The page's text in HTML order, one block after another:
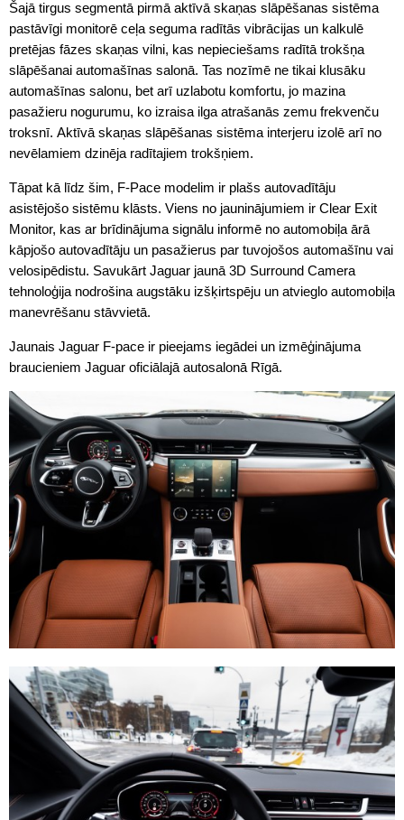
Šajā tirgus segmentā pirmā aktīvā skaņas slāpēšanas sistēma
pastāvīgi monitorē ceļa seguma radītās vibrācijas un kalkulē
pretējas fāzes skaņas vilni, kas nepieciešams radītā trokšņa
slāpēšanai automašīnas salonā. Tas nozīmē ne tikai klusāku
automašīnas salonu, bet arī uzlabotu komfortu, jo mazina
pasažieru nogurumu, ko izraisa ilga atrašanās zemu frekvenču
troksnī. Aktīvā skaņas slāpēšanas sistēma interjeru izolē arī no
nevēlamiem dzinēja radītajiem trokšņiem.
Tāpat kā līdz šim, F-Pace modelim ir plašs autovadītāju
asistējošo sistēmu klāsts. Viens no jauninājumiem ir Clear Exit
Monitor, kas ar brīdinājuma signālu informē no automobiļa ārā
kāpjošo autovadītāju un pasažierus par tuvojošos automašīnu vai
velosipēdistu. Savukārt Jaguar jaunā 3D Surround Camera
tehnoloģija nodrošina augstāku izšķirtspēju un atvieglo automobiļa
manevrēšanu stāvvietā.
Jaunais Jaguar F-pace ir pieejams iegādei un izmēģinājuma
braucieniem Jaguar oficiālajā autosalonā Rīgā.